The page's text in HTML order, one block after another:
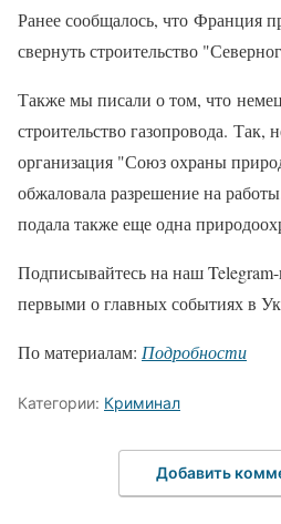
Ранее сообщалось, что Франция
свернуть строительство
Также мы писали о том, что
строительство газопровода. Так,
организация "Союз охраны
обжаловала разрешение на
подала также еще одна
Подписывайтесь на наш
первыми о главных событиях в
По материалам: Подробности
Категории: Криминал
Добавить